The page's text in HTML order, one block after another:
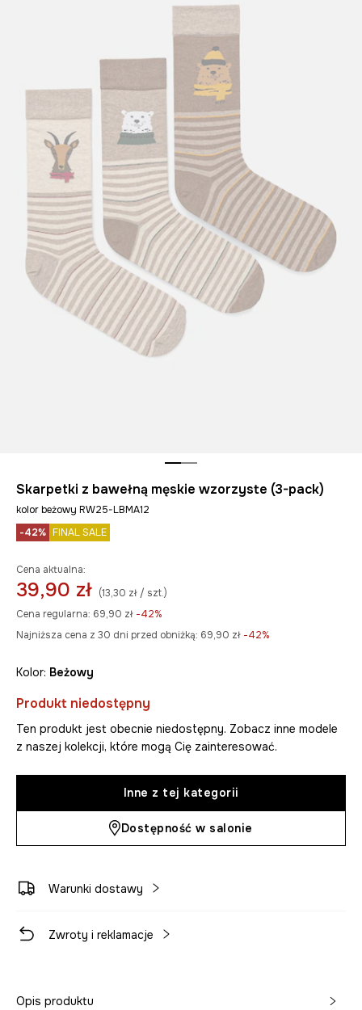
Skarpetki z bawełną męskie wzorzyste (3-pack)
kolor beżowy RW25-LBMA12
-42% FINAL SALE
Cena aktualna:
39,90 zł (13,30 zł / szt.)
Cena regularna: 69,90 zł -42%
Najniższa cena z 30 dni przed obniżką: 69,90 zł -42%
Kolor: beżowy
Produkt niedostępny
Ten produkt jest obecnie niedostępny. Zobacz inne modele
z naszej kolekcji, które mogą Cię zainteresować.
Inne z tej kategorii
Dostępność w salonie
Warunki dostawy
Zwroty i reklamacje
Opis produktu